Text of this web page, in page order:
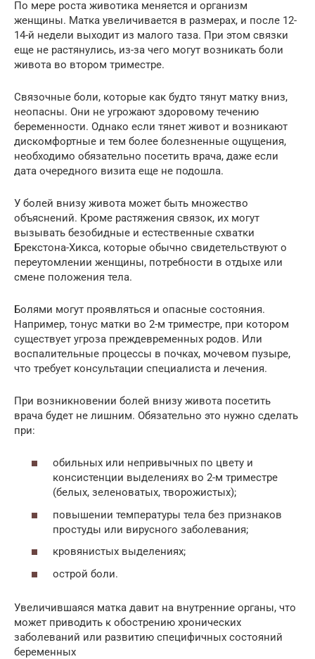
По мере роста животика меняется и организм
женщины. Матка увеличивается в размерах, и после 12-
14-й недели выходит из малого таза. При этом связки
еще не растянулись, из-за чего могут возникать боли
живота во втором триместре.
Связочные боли, которые как будто тянут матку вниз,
неопасны. Они не угрожают здоровому течению
беременности. Однако если тянет живот и возникают
дискомфортные и тем более болезненные ощущения,
необходимо обязательно посетить врача, даже если
дата очередного визита еще не подошла.
У болей внизу живота может быть множество
объяснений. Кроме растяжения связок, их могут
вызывать безобидные и естественные схватки
Брекстона-Хикса, которые обычно свидетельствуют о
переутомлении женщины, потребности в отдыхе или
смене положения тела.
Болями могут проявляться и опасные состояния.
Например, тонус матки во 2-м триместре, при котором
существует угроза преждевременных родов. Или
воспалительные процессы в почках, мочевом пузыре,
что требует консультации специалиста и лечения.
При возникновении болей внизу живота посетить
врача будет не лишним. Обязательно это нужно сделать
при:
обильных или непривычных по цвету и
консистенции выделениях во 2-м триместре
(белых, зеленоватых, творожистых);
повышении температуры тела без признаков
простуды или вирусного заболевания;
кровянистых выделениях;
острой боли.
Увеличившаяся матка давит на внутренние органы, что
может приводить к обострению хронических
заболеваний или развитию специфичных состояний
беременных